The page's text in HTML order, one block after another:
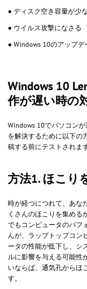
● ディスク空き容量が少
● ウイルス攻撃になさる
● Windows 10のアップデ
Windows 10
作が遅い時の
Windows 10でパソコン
を解決するために以下の
稿する前にテストされます
方法1. ほこり
時が経つにつれて、あな
くさんのほこりを集める
でもコンピュータのパフ
んが、ラップトップコン
ータの性能が低下し、シ
ルに影響を与える可能性
いならば、通気孔からほ
す。